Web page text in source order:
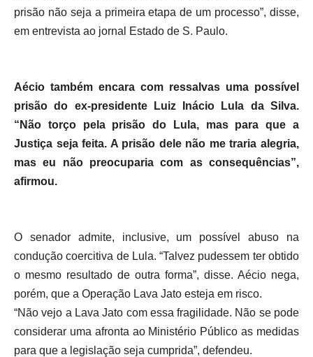
prisão não seja a primeira etapa de um processo”, disse,
em entrevista ao jornal Estado de S. Paulo.
Aécio também encara com ressalvas uma possível
prisão do ex-presidente Luiz Inácio Lula da Silva.
“Não torço pela prisão do Lula, mas para que a
Justiça seja feita. A prisão dele não me traria alegria,
mas eu não preocuparia com as consequências”,
afirmou.
O senador admite, inclusive, um possível abuso na
condução coercitiva de Lula. “Talvez pudessem ter obtido
o mesmo resultado de outra forma”, disse. Aécio nega,
porém, que a Operação Lava Jato esteja em risco.
“Não vejo a Lava Jato com essa fragilidade. Não se pode
considerar uma afronta ao Ministério Público as medidas
para que a legislação seja cumprida”, defendeu.